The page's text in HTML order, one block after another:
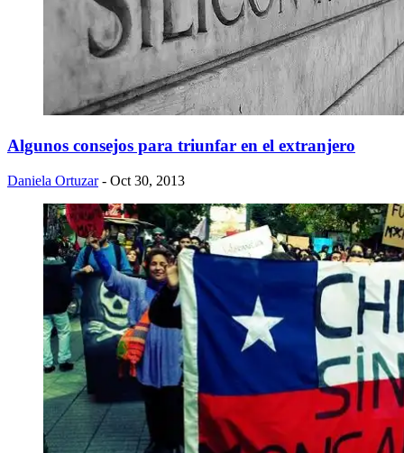
Algunos consejos para triunfar en el extranjero
Daniela Ortuzar - Oct 30, 2013